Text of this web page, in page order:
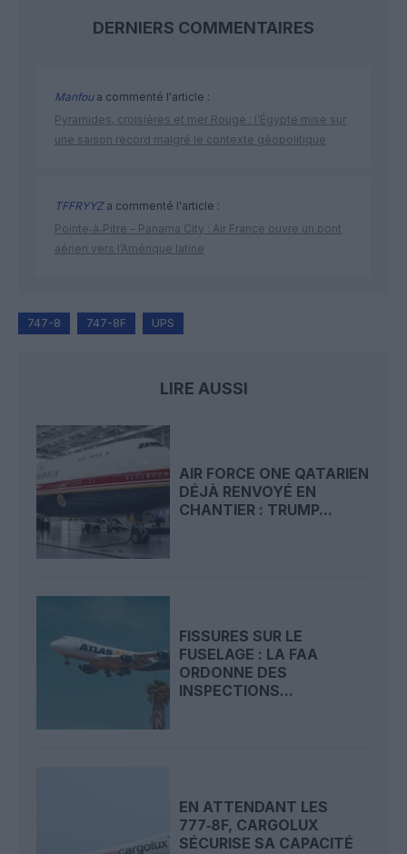
DERNIERS COMMENTAIRES
Manfoua commenté l'article :
Pyramides, croisières et mer Rouge : l’Égypte mise sur
une saison record malgré le contexte géopolitique
TFFRYYZa commenté l'article :
Pointe‑à‑Pitre – Panama City : Air France ouvre un pont
aérien vers l’Amérique latine
747-8 747-8F UPS
LIRE AUSSI
AIR FORCE ONE QATARIEN
DÉJÀ RENVOYÉ EN
CHANTIER : TRUMP...
FISSURES SUR LE
FUSELAGE : LA FAA
ORDONNE DES
INSPECTIONS...
EN ATTENDANT LES
777‑8F, CARGOLUX
SÉCURISE SA CAPACITÉ